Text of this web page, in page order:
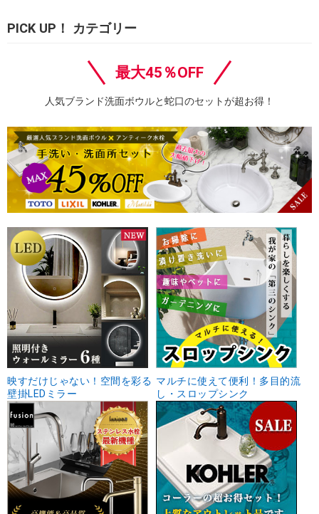
PICK UP！ カテゴリー
最大45％OFF
人気ブランド洗面ボウルと蛇口のセットが超お得！
映すだけじゃない！空間を彩る
壁掛LEDミラー
マルチに使えて便利！多目的流
し・スロップシンク